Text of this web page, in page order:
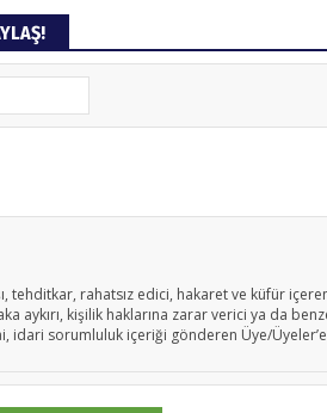
tehditkar, rahatsız edici, hakaret ve küfür
aykırı, kişilik haklarına zarar verici ya da
idari sorumluluk içeriği gönderen Üye/